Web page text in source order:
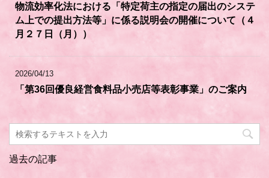
物流効率化法における「特定荷主の指定の届出のシステ
ム上での提出方法等」に係る説明会の開催について（４
月２７日（月））
2026/04/13
「第36回優良経営食料品小売店等表彰事業」のご案内
過去の記事